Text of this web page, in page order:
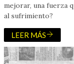
mejorar, una fuerza
al sufrimiento?
LEER MÁS